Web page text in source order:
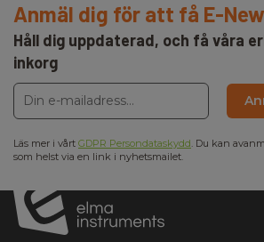
Anmäl dig för att få E-
Håll dig uppdaterad, och få våra
inkorg
Läs mer i vårt GDPR Persondataskydd. Du kan
som helst via en link i nyhetsmailet.